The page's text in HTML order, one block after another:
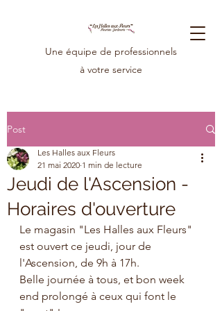
Une équipe de professionnels
à votre service
Post
Jeudi de l'Ascension -
Horaires d'ouverture
Les Halles aux Fleurs
21 mai 2020 1 min de lecture
Le magasin "Les Halles aux Fleurs"
est ouvert ce jeudi, jour de
l'Ascension, de 9h à 17h.
Belle journée à tous, et bon week
end prolongé à ceux qui font le